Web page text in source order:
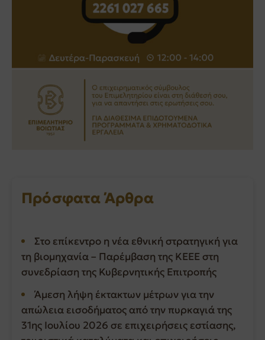
Πρόσφατα Άρθρα
Στο επίκεντρο η νέα εθνική στρατηγική για
τη βιομηχανία – Παρέμβαση της ΚΕΕΕ στη
συνεδρίαση της Κυβερνητικής Επιτροπής
Άμεση λήψη έκτακτων μέτρων για την
απώλεια εισοδήματος από την πυρκαγιά της
31ης Ιουλίου 2026 σε επιχειρήσεις εστίασης,